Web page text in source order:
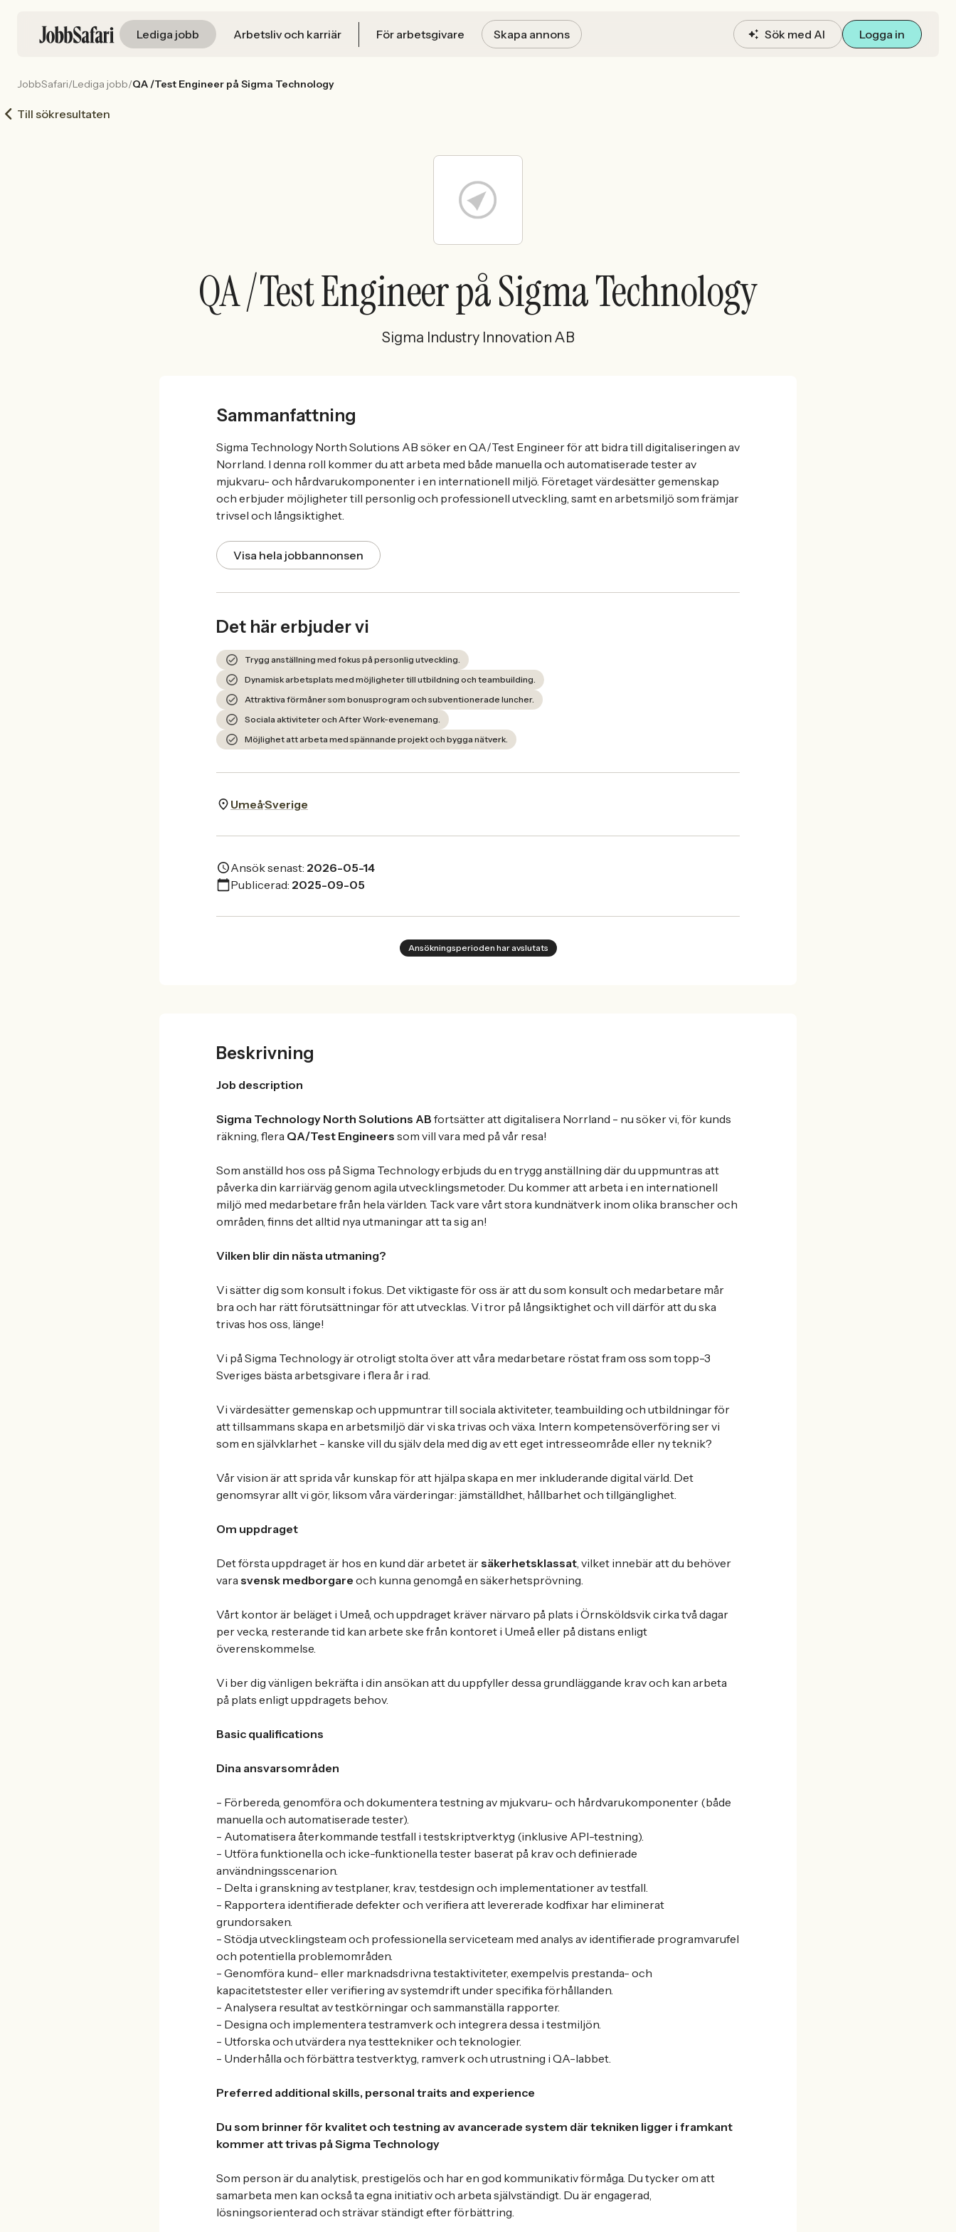
Lediga jobb Arbetsliv och karriär För arbetsgivare Skapa annons Sök med AI Logga in
JobbSafari/Lediga jobb/QA /Test Engineer på Sigma Technology
Till sökresultaten
QA /Test Engineer på Sigma Technology
Sigma Industry Innovation AB
Sammanfattning
Sigma Technology North Solutions AB söker en QA/Test Engineer för att bidra till digitaliseringen av
Norrland. I denna roll kommer du att arbeta med både manuella och automatiserade tester av
mjukvaru- och hårdvarukomponenter i en internationell miljö. Företaget värdesätter gemenskap
och erbjuder möjligheter till personlig och professionell utveckling, samt en arbetsmiljö som främjar
trivsel och långsiktighet.
Visa hela jobbannonsen
Det här erbjuder vi
Trygg anställning med fokus på personlig utveckling.
Dynamisk arbetsplats med möjligheter till utbildning och teambuilding.
Attraktiva förmåner som bonusprogram och subventionerade luncher.
Sociala aktiviteter och After Work-evenemang.
Möjlighet att arbeta med spännande projekt och bygga nätverk.
UmeåSverige
Ansök senast: 2026-05-14
Publicerad: 2025-09-05
Ansökningsperioden har avslutats
Beskrivning
Job description
Sigma Technology North Solutions AB fortsätter att digitalisera Norrland - nu söker vi, för kunds
räkning, flera QA/Test Engineers som vill vara med på vår resa!
Som anställd hos oss på Sigma Technology erbjuds du en trygg anställning där du uppmuntras att
påverka din karriärväg genom agila utvecklingsmetoder. Du kommer att arbeta i en internationell
miljö med medarbetare från hela världen. Tack vare vårt stora kundnätverk inom olika branscher och
områden, finns det alltid nya utmaningar att ta sig an!
Vilken blir din nästa utmaning?
Vi sätter dig som konsult i fokus. Det viktigaste för oss är att du som konsult och medarbetare mår
bra och har rätt förutsättningar för att utvecklas. Vi tror på långsiktighet och vill därför att du ska
trivas hos oss, länge!
Vi på Sigma Technology är otroligt stolta över att våra medarbetare röstat fram oss som topp-3
Sveriges bästa arbetsgivare i flera år i rad.
Vi värdesätter gemenskap och uppmuntrar till sociala aktiviteter, teambuilding och utbildningar för
att tillsammans skapa en arbetsmiljö där vi ska trivas och växa. Intern kompetensöverföring ser vi
som en självklarhet - kanske vill du själv dela med dig av ett eget intresseområde eller ny teknik?
Vår vision är att sprida vår kunskap för att hjälpa skapa en mer inkluderande digital värld. Det
genomsyrar allt vi gör, liksom våra värderingar: jämställdhet, hållbarhet och tillgänglighet.
Om uppdraget
Det första uppdraget är hos en kund där arbetet ärsäkerhetsklassat, vilket innebär att du behöver
varasvensk medborgare och kunna genomgå en säkerhetsprövning.
Vårt kontor är beläget i Umeå, och uppdraget kräver närvaro på plats i Örnsköldsvik cirka två dagar
per vecka, resterande tid kan arbete ske från kontoret i Umeå eller på distans enligt
överenskommelse.
Vi ber dig vänligen bekräfta i din ansökan att du uppfyller dessa grundläggande krav och kan arbeta
på plats enligt uppdragets behov.
Basic qualifications
Dina ansvarsområden
- Förbereda, genomföra och dokumentera testning av mjukvaru- och hårdvarukomponenter (både
manuella och automatiserade tester).
- Automatisera återkommande testfall i testskriptverktyg (inklusive API-testning).
- Utföra funktionella och icke-funktionella tester baserat på krav och definierade
användningsscenarion.
- Delta i granskning av testplaner, krav, testdesign och implementationer av testfall.
- Rapportera identifierade defekter och verifiera att levererade kodfixar har eliminerat
grundorsaken.
- Stödja utvecklingsteam och professionella serviceteam med analys av identifierade programvarufel
och potentiella problemområden.
- Genomföra kund- eller marknadsdrivna testaktiviteter, exempelvis prestanda- och
kapacitetstester eller verifiering av systemdrift under specifika förhållanden.
- Analysera resultat av testkörningar och sammanställa rapporter.
- Designa och implementera testramverk och integrera dessa i testmiljön.
- Utforska och utvärdera nya testtekniker och teknologier.
- Underhålla och förbättra testverktyg, ramverk och utrustning i QA-labbet.
Preferred additional skills, personal traits and experience
Du som brinner för kvalitet och testning av avancerade system där tekniken ligger i framkant
kommer att trivas på Sigma Technology
Som person är du analytisk, prestigelös och har en god kommunikativ förmåga. Du tycker om att
samarbeta men kan också ta egna initiativ och arbeta självständigt. Du är engagerad,
lösningsorienterad och strävar ständigt efter förbättring.